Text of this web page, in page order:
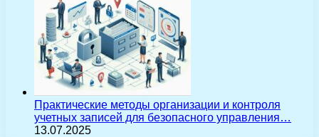
Практические методы организации и контроля
учетных записей для безопасного управления…
13.07.2025